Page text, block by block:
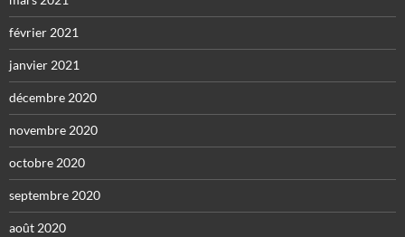
février 2021
janvier 2021
décembre 2020
novembre 2020
octobre 2020
septembre 2020
août 2020